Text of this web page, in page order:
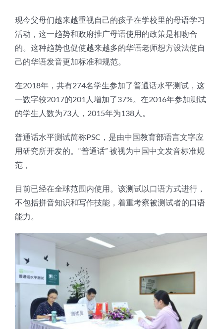
现今父母们越来越重视自己的孩子在学校里的母语学习
活动，这一趋势和政府推广母语使用的政策是相吻合
的。这种趋势也促使越来越多的华语老师想方设法使自
己的华语发音更加标准和规范。
在2018年，共有274名学生参加了普通话水平测试，这
一数字较2017的201人增加了37%。在2016年参加测试
的学生人数为73人，2015年为138人。
普通话水平测试简称PSC，是由中国教育部语言文字应
用研究所开发的。“普通话” 被视为中国中文发音标准规
范，
目前已经在全球范围内使用。该测试以口语方式进行，
不包括拼音知识和写作技能，着重考察被测试者的口语
能力。